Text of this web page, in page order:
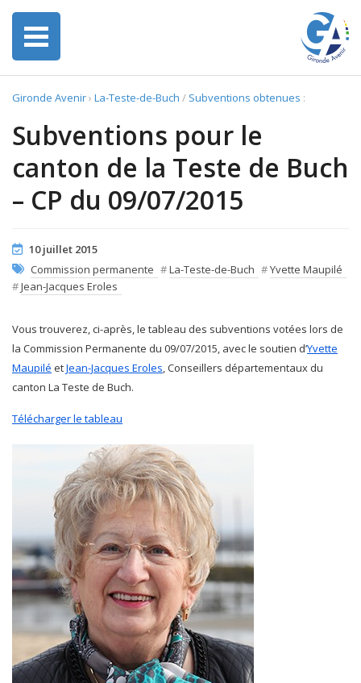
Gironde Avenir› La-Teste-de-Buch / Subventions obtenues :
Subventions pour le
canton de la Teste de Buch
– CP du 09/07/2015
10 juillet 2015
Commission permanente #La-Teste-de-Buch #Yvette Maupilé
#Jean-Jacques Eroles
Vous trouverez, ci-après, le tableau des subventions votées lors de
la Commission Permanente du 09/07/2015, avec le soutien d’Yvette
Maupilé etJean-Jacques Eroles, Conseillers départementaux du
canton La Teste de Buch.
Télécharger le tableau